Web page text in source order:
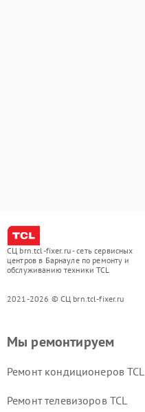
СЦ brn.tcl-fixer.ru - сеть сервисных
центров в Барнауле по ремонту и
обслуживанию техники TCL
2021-2026 © СЦ brn.tcl-fixer.ru
Мы ремонтируем
Ремонт кондиционеров TCL
Ремонт телевизоров TCL